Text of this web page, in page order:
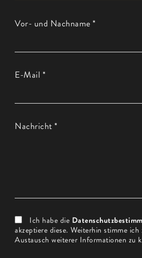
Vor- und Nachname *
E-Mail *
Nachricht *
Ich habe die
akzeptiere diese. Weiterhin stimme
Austausch weiterer Informationen zu